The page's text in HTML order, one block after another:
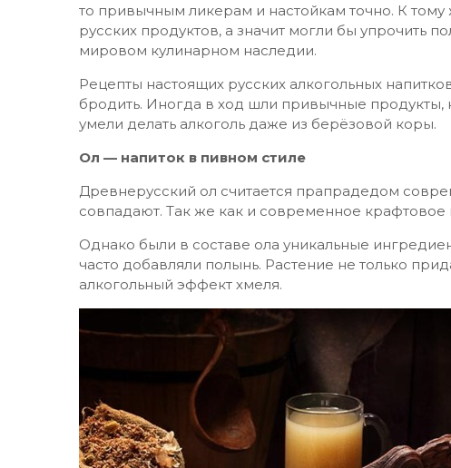
то привычным ликерам и настойкам точно. К тому
русских продуктов, а значит могли бы упрочить
мировом кулинарном наследии.
Рецепты настоящих русских алкогольных
бродить. Иногда в ход шли привычные
умели делать алкоголь даже из берёзовой коры.
Ол — напиток в пивном стиле
Древнерусский ол считается прапрадедом
совпадают. Так же как и современное крафтовое
Однако были в составе ола уникальные
часто добавляли полынь. Растение не только
алкогольный эффект хмеля.